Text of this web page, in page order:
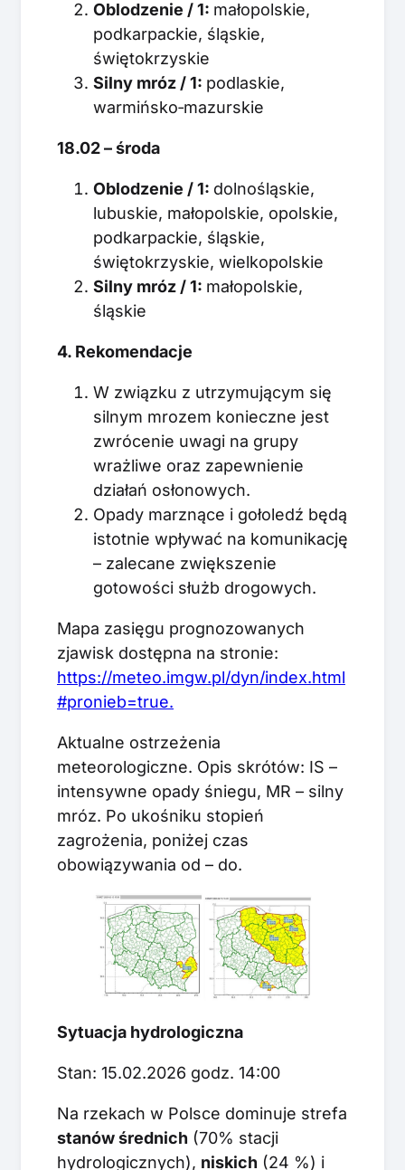
Oblodzenie / 1: małopolskie,
podkarpackie, śląskie,
świętokrzyskie
Silny mróz / 1: podlaskie,
warmińsko‑mazurskie
18.02 – środa
Oblodzenie / 1: dolnośląskie,
lubuskie, małopolskie, opolskie,
podkarpackie, śląskie,
świętokrzyskie, wielkopolskie
Silny mróz / 1: małopolskie,
śląskie
4. Rekomendacje
W związku z utrzymującym się
silnym mrozem konieczne jest
zwrócenie uwagi na grupy
wrażliwe oraz zapewnienie
działań osłonowych.
Opady marznące i gołoledź będą
istotnie wpływać na komunikację
– zalecane zwiększenie
gotowości służb drogowych.
Mapa zasięgu prognozowanych
zjawisk dostępna na stronie:
https://meteo.imgw.pl/dyn/index.html
#pronieb=true.
Aktualne ostrzeżenia
meteorologiczne. Opis skrótów: IS –
intensywne opady śniegu, MR – silny
mróz. Po ukośniku stopień
zagrożenia, poniżej czas
obowiązywania od – do.
Sytuacja hydrologiczna
Stan: 15.02.2026 godz. 14:00
Na rzekach w Polsce dominuje strefa
stanów średnich (70% stacji
hydrologicznych), niskich (24 %) i